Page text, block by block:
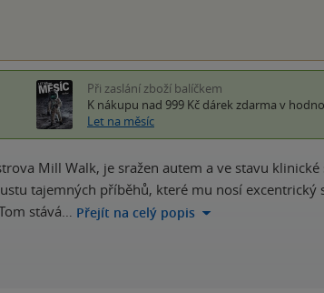
Při zaslání zboží balíčkem
K nákupu nad 999 Kč dárek zdarma v
Let na měsíc
Mill Walk, je sražen autem a ve stavu
tajemných příběhů, které mu nosí excentrický
stává… Přejít na celý popis